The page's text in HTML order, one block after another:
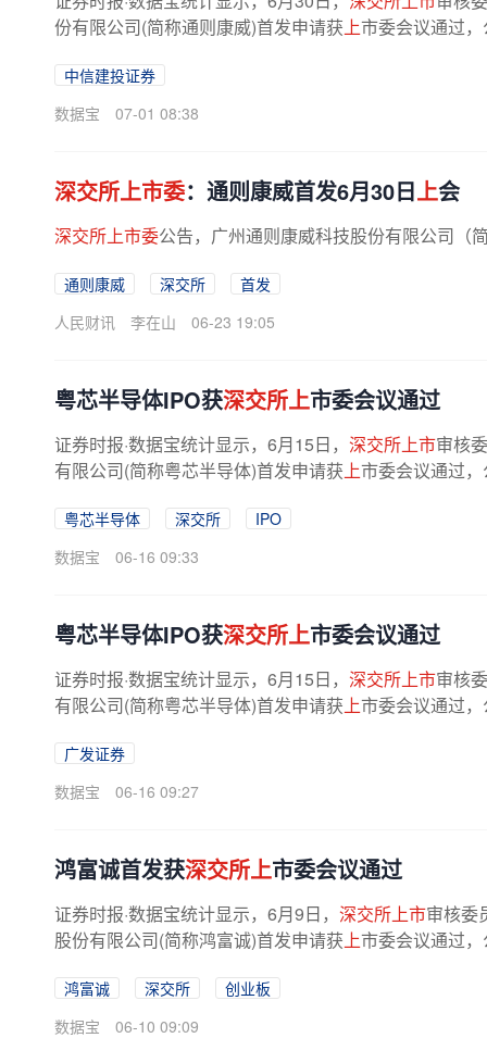
份有限公司(简称通则康威)首发申请获上市委会议通过
中信建投证券
数据宝
07-01 08:38
深交所上市委：通则康威首发6月30日上会
深交所上市委公告，广州通则康威科技股份有限公司（
通则康威 深交所
首发
人民财讯
李在山 06-23 19:05
粤芯半导体IPO获深交所上市委会议通过
证券时报·数据宝统计显示，6月15日， 深交所上市审核
有限公司(简称粤芯半导体)首发申请获上市委会议通过
粤芯半导体 深交所
IPO
数据宝
06-16 09:33
粤芯半导体IPO获深交所上市委会议通过
证券时报·数据宝统计显示，6月15日， 深交所上市审核
有限公司(简称粤芯半导体)首发申请获上市委会议通过
广发证券
数据宝
06-16 09:27
鸿富诚首发获深交所上市委会议通过
证券时报·数据宝统计显示，6月9日， 深交所上市审核委
股份有限公司(简称鸿富诚)首发申请获上市委会议通过
鸿富诚 深交所
创业板
数据宝
06-10 09:09